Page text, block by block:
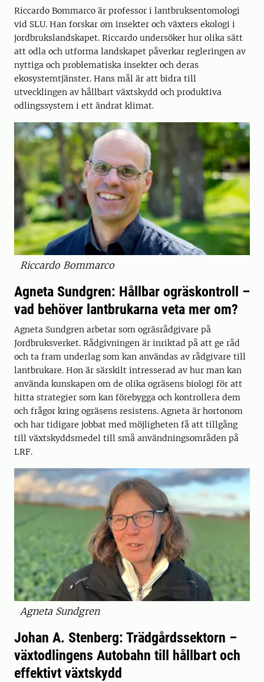
Riccardo Bommarco är professor i lantbruksentomologi
vid SLU. Han forskar om insekter och växters ekologi i
jordbrukslandskapet. Riccardo undersöker hur olika sätt
att odla och utforma landskapet påverkar regleringen av
nyttiga och problematiska insekter och deras
ekosystemtjänster. Hans mål är att bidra till
utvecklingen av hållbart växtskydd och produktiva
odlingssystem i ett ändrat klimat.
Riccardo Bommarco
Agneta Sundgren: Hållbar ogräskontroll –
vad behöver lantbrukarna veta mer om?
Agneta Sundgren arbetar som ogräsrådgivare på
Jordbruksverket. Rådgivningen är inriktad på att ge råd
och ta fram underlag som kan användas av rådgivare till
lantbrukare. Hon är särskilt intresserad av hur man kan
använda kunskapen om de olika ogräsens biologi för att
hitta strategier som kan förebygga och kontrollera dem
och frågor kring ogräsens resistens. Agneta är hortonom
och har tidigare jobbat med möjligheten få att tillgång
till växtskyddsmedel till små användningsområden på
LRF.
Agneta Sundgren
Johan A. Stenberg: Trädgårdssektorn –
växtodlingens Autobahn till hållbart och
effektivt växtskydd